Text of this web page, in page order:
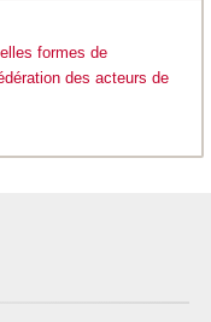
formes de
des acteurs de